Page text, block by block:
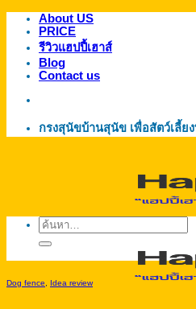
ข้าม
เนื้อหา
About US
PRICE
รีวิวแฮปปี้เฮาส์
Blog
Contact us
กรงสุนัขบ้านสุนัข เพื่อสัตว์เลี้ย
ค้นหา:
Dog fence, Idea review